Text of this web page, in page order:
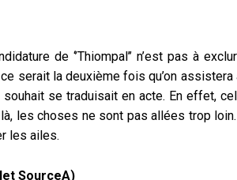
de ‘’Thiompal’’ n’est pas à
serait la deuxième fois qu’on assistera
se traduisait en acte. En effet,
là, les choses ne sont pas allées trop
les ailes.
SourceA)